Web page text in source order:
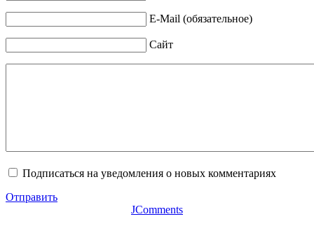
E-Mail (обязательное)
Сайт
Подписаться на уведомления о новых комментариях
Отправить
JComments